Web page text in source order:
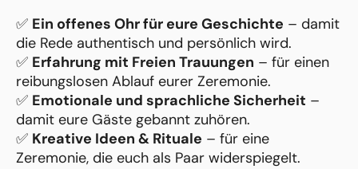
✅ Ein offenes Ohr für eure Geschichte – damit
die Rede authentisch und persönlich wird.
✅ Erfahrung mit Freien Trauungen – für einen
reibungslosen Ablauf eurer Zeremonie.
✅ Emotionale und sprachliche Sicherheit –
damit eure Gäste gebannt zuhören.
✅ Kreative Ideen & Rituale – für eine
Zeremonie, die euch als Paar widerspiegelt.